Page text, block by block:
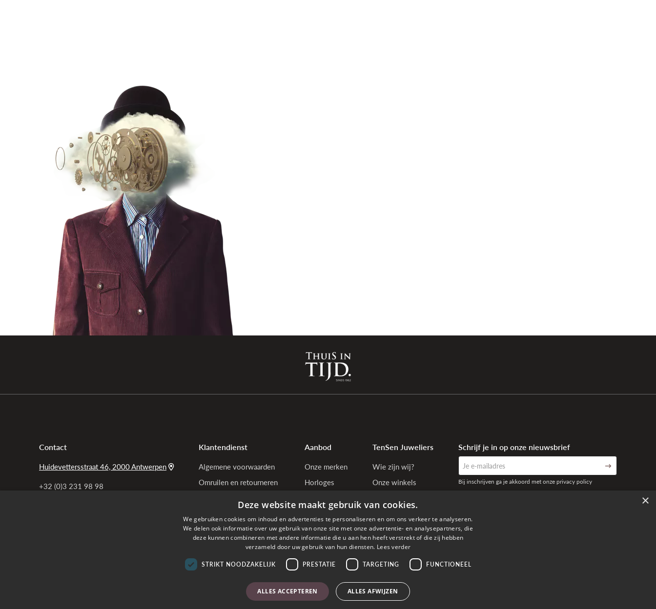
Contact
Huidevettersstraat 46, 2000 Antwerpen
+32 (0)3 231 98 98
Klantendienst
Algemene voorwaarden
Omruilen en retourneren
Mijn bestelling annuleren
Veelgestelde vragen
Aanbod
Onze merken
Horloges
TenSen Juweliers
Wie zijn wij?
Onze winkels
Schrijf je in op onze nieuwsbrief
Bij inschrijven ga je akkoord met onze privacy policy
×
Deze website maakt gebruik van cookies.
We gebruiken cookies om inhoud en advertenties te personaliseren en om ons verkeer te analyseren.
We delen ook informatie over uw gebruik van onze site met onze advertentie- en analysepartners, die
deze kunnen combineren met andere informatie die u aan hen heeft verstrekt of die zij hebben
verzameld door uw gebruik van hun diensten. Lees verder
STRIKT NOODZAKELIJK PRESTATIE TARGETING FUNCTIONEEL
ALLES ACCEPTEREN ALLES AFWIJZEN